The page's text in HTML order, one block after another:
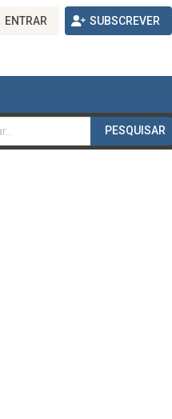
ENTRAR SUBSCREVER
PESQUISAR